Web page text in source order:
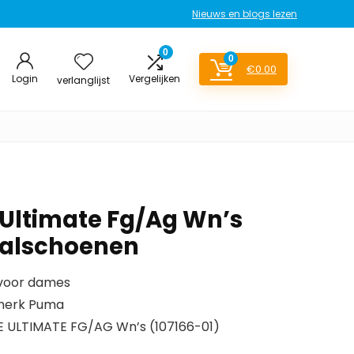
Nieuws en blogs lezen
Login verlanglijst
0
Vergelijken
0
€0.00
Fg/Ag Wn’s
dames
Puma
FG/AG Wn’s (107166-01)